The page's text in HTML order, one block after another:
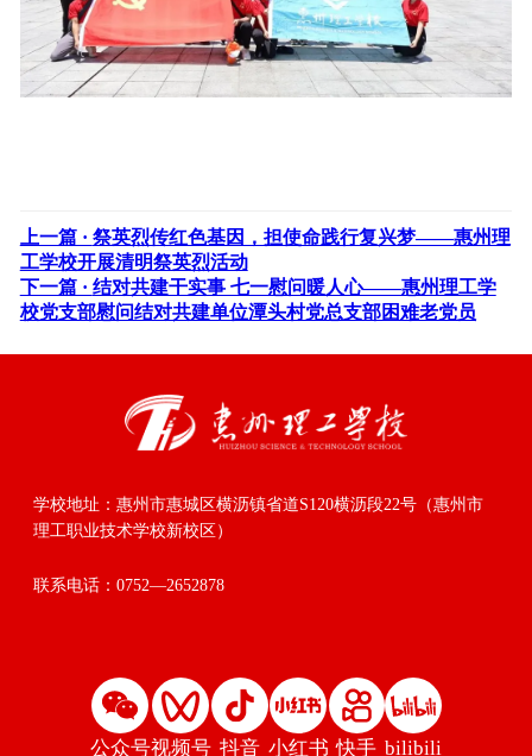
上一篇 · 祭英烈传红色基因，担使命践行复兴梦——惠州理
工学校开展清明祭英烈活动
下一篇 · 结对共建干实事 七一慰问暖人心——惠州理工学
校党支部慰问结对共建单位潭头村党总支部困难老党员
学校地址：惠州市惠城区横沥镇省道S120横沥段22号（惠州市
理工职业技术学校新校区）
联系电话：0752—2652878
公众号视频号 抖音 小红书 快手 bilibili